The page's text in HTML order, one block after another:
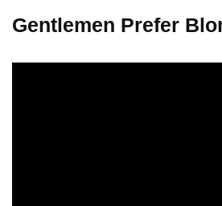
Gentlemen Prefer